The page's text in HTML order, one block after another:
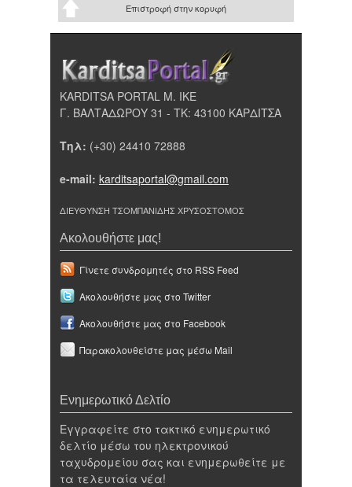
Επιστροφή στην κορυφή
KARDITSA PORTAL Μ. ΙΚΕ
Γ. ΒΑΛΤΑΔΩΡΟΥ 31 - ΤΚ: 43100 ΚΑΡΔΙΤΣΑ
Τηλ: (+30) 24410 72888
e-mail: karditsaportal@gmail.com
ΔΙΕΥΘΥΝΣΗ ΤΣΟΜΠΑΝΙΔΗΣ ΧΡΥΣΟΣΤΟΜΟΣ
Ακολουθήστε μας!
Γίνετε συνδρομητές στο RSS Feed
Ακολουθήστε μας στο Twitter
Ακολουθήστε μας στο Facebook
Παρακολουθείστε μας μέσω Mail
Ενημερωτικό Δελτίο
Εγγραφείτε στο τακτικό ενημερωτικό
δελτίο μέσω του ηλεκτρονικού
ταχυδρομείου σας και ενημερωθείτε με
τα τελευταία νέα!